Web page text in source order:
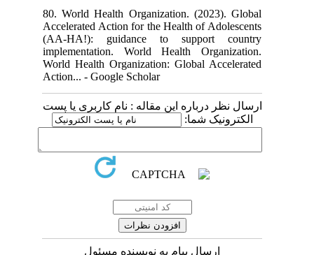
80. World
Accelerated
(AA-HA!):
World Health
کاربری یا پست